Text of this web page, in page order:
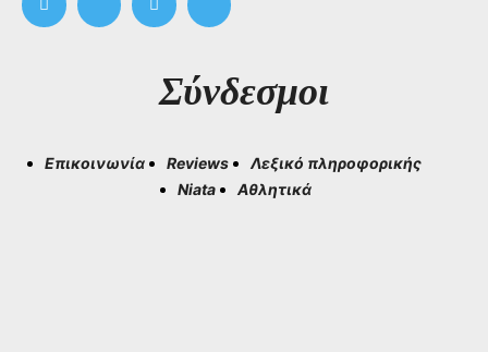
Σύνδεσμοι
Επικοινωνία Reviews
Λεξικό πληροφορικής
Niata
Αθλητικά